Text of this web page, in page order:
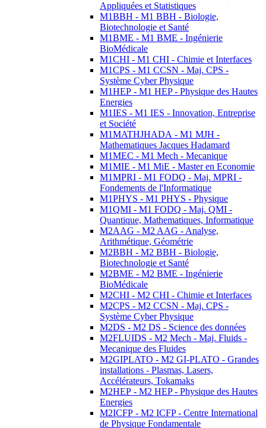
Appliquées et Statistiques
M1BBH - M1 BBH - Biologie,
Biotechnologie et Santé
M1BME - M1 BME - Ingénierie
BioMédicale
M1CHI - M1 CHI - Chimie et Interfaces
M1CPS - M1 CCSN - Maj. CPS -
Système Cyber Physique
M1HEP - M1 HEP - Physique des Hautes
Energies
M1IES - M1 IES - Innovation, Entreprise
et Société
M1MATHJHADA - M1 MJH -
Mathematiques Jacques Hadamard
M1MEC - M1 Mech - Mecanique
M1MIE - M1 MiE - Master en Economie
M1MPRI - M1 FODQ - Maj. MPRI -
Fondements de l'Informatique
M1PHYS - M1 PHYS - Physique
M1QMI - M1 FODQ - Maj. QMI -
Quantique, Mathematiques, Informatique
M2AAG - M2 AAG - Analyse,
Arithmétique, Géométrie
M2BBH - M2 BBH - Biologie,
Biotechnologie et Santé
M2BME - M2 BME - Ingénierie
BioMédicale
M2CHI - M2 CHI - Chimie et Interfaces
M2CPS - M2 CCSN - Maj. CPS -
Système Cyber Physique
M2DS - M2 DS - Science des données
M2FLUIDS - M2 Mech - Maj. Fluids -
Mecanique des Fluides
M2GIPLATO - M2 GI-PLATO - Grandes
installations - Plasmas, Lasers,
Accélérateurs, Tokamaks
M2HEP - M2 HEP - Physique des Hautes
Energies
M2ICFP - M2 ICFP - Centre International
de Physique Fondamentale